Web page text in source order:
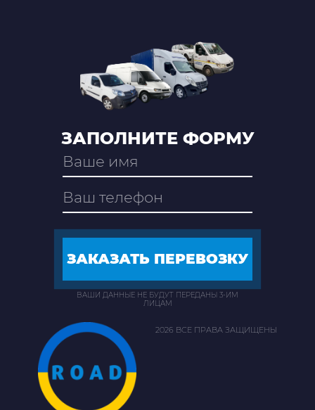
ЗАПОЛНИТЕ ФОРМУ
ВАШИ ДАННЫЕ НЕ БУДУТ ПЕРЕДАНЫ 3-ИМ
ЛИЦАМ
2026 ВСЕ ПРАВА ЗАЩИЩЕНЫ